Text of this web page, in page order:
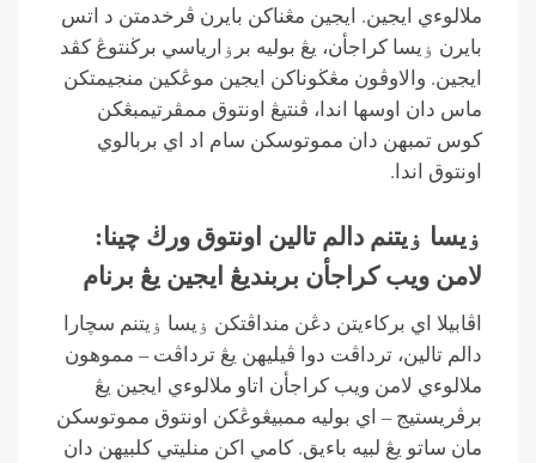
ملالوءي ايجين. ايجين مڠناكن بايرن ڤرخدمتن د اتس
بايرن ۏيسا كراجأن، يڠ بوليه برۏارياسي برڬنتوڠ كڤد
ايجين. والاوڤون مڠڬوناكن ايجين موڠكين منجيمتكن
ماس دان اوسها اندا، ڤنتيڠ اونتوق ممڤرتيمبڠكن
كوس تمبهن دان مموتوسكن سام اد اي بربالوي
اونتوق اندا.
ۏيسا ۏيتنم دالم تالين اونتوق ورڬ چينا:
لامن ويب كراجأن بربنديڠ ايجين يڠ برنام
اڤابيلا اي بركاءيتن دڠن منداڤتكن ۏيسا ۏيتنم سچارا
دالم تالين، ترداڤت دوا ڤيليهن يڠ ترداڤت – مموهون
ملالوءي لامن ويب كراجأن اتاو ملالوءي ايجين يڠ
برڤريستيج – اي بوليه ممبيڠوڠكن اونتوق مموتوسكن
مان ساتو يڠ لبيه باءيق. كامي اكن منليتي كلبيهن دان